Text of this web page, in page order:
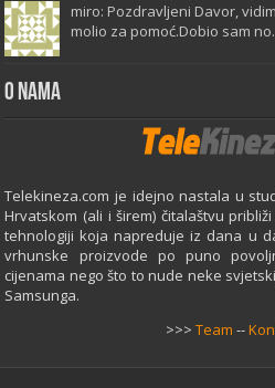
miro: Pozdravljeni Davor,
molio za pomoć.Dobio sam
O Nama
Telekineza.com je idejno nastala u
Hrvatskom (ali i širem) čitalaštvu
tehnologiji koja napreduje iz dana u
vrhunske proizvode po puno
cijenama nego što to nude neke
Samsunga.
>>> Team --